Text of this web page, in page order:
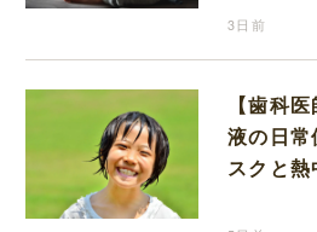
3日前
【歯科
液の日常
スクと